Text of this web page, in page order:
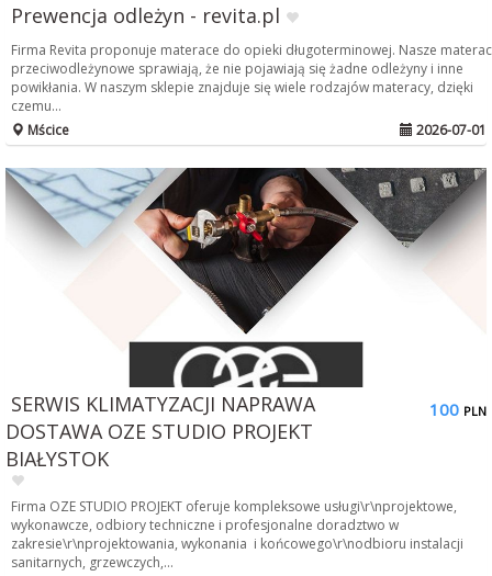
Prewencja odleżyn - revita.pl
Firma Revita proponuje materace do opieki długoterminowej. Nasze
przeciwodleżynowe sprawiają, że nie pojawiają się żadne odleżyny i inne
powikłania. W naszym sklepie znajduje się wiele rodzajów materacy, dzięki
czemu...
Mścice
2026-07-01
SERWIS KLIMATYZACJI NAPRAWA
DOSTAWA OZE STUDIO PROJEKT
BIAŁYSTOK
100 PLN
Firma OZE STUDIO PROJEKT oferuje kompleksowe usługi\r\nprojektowe,
wykonawcze, odbiory techniczne i profesjonalne doradztwo w
zakresie\r\nprojektowania, wykonania i końcowego\r\nodbioru instalacji
sanitarnych, grzewczych,...